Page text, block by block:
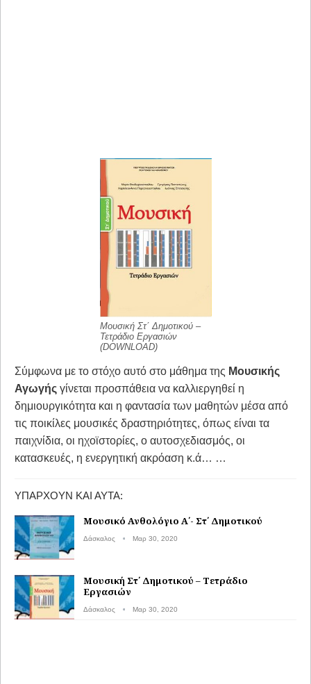
Μουσική Στ΄ Δημοτικού –
Τετράδιο Εργασιών
(DOWNLOAD)
Σύμφωνα με το στόχο αυτό στο μάθημα της Μουσικής
Αγωγής γίνεται προσπάθεια να καλλιεργηθεί η
δημιουργικότητα και η φαντασία των μαθητών μέσα από
τις ποικίλες μουσικές δραστηριότητες, όπως είναι τα
παιχνίδια, οι ηχοϊστορίες, ο αυτοσχεδιασμός, οι
κατασκευές, η ενεργητική ακρόαση κ.ά… …
ΥΠΆΡΧΟΥΝ ΚΑΙ ΑΥΤΆ:
Μουσικό Ανθολόγιο Α΄- Στ΄ Δημοτικού
Δάσκαλος Μαρ 30, 2020
Μουσική Στ΄ Δημοτικού – Τετράδιο
Εργασιών
Δάσκαλος Μαρ 30, 2020